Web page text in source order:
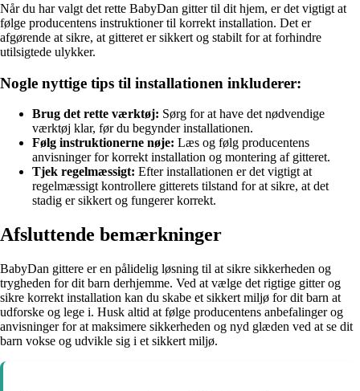
Når du har valgt det rette BabyDan gitter til dit hjem, er det vigtigt at
følge producentens instruktioner til korrekt installation. Det er
afgørende at sikre, at gitteret er sikkert og stabilt for at forhindre
utilsigtede ulykker.
Nogle nyttige tips til installationen inkluderer:
Brug det rette værktøj: Sørg for at have det nødvendige
værktøj klar, før du begynder installationen.
Følg instruktionerne nøje: Læs og følg producentens
anvisninger for korrekt installation og montering af gitteret.
Tjek regelmæssigt: Efter installationen er det vigtigt at
regelmæssigt kontrollere gitterets tilstand for at sikre, at det
stadig er sikkert og fungerer korrekt.
Afsluttende bemærkninger
BabyDan gittere er en pålidelig løsning til at sikre sikkerheden og
trygheden for dit barn derhjemme. Ved at vælge det rigtige gitter og
sikre korrekt installation kan du skabe et sikkert miljø for dit barn at
udforske og lege i. Husk altid at følge producentens anbefalinger og
anvisninger for at maksimere sikkerheden og nyd glæden ved at se dit
barn vokse og udvikle sig i et sikkert miljø.